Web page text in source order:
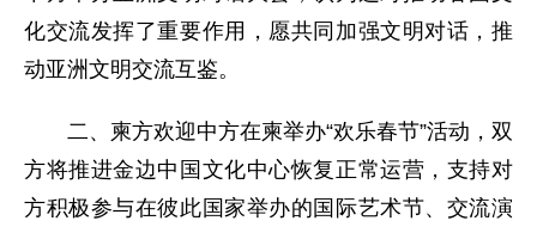
化交流发挥了重要作用，愿共同加强文明对话，推
动亚洲文明交流互鉴。
二、柬方欢迎中方在柬举办“欢乐春节”活动，双
方将推进金边中国文化中心恢复正常运营，支持对
方积极参与在彼此国家举办的国际艺术节、交流演